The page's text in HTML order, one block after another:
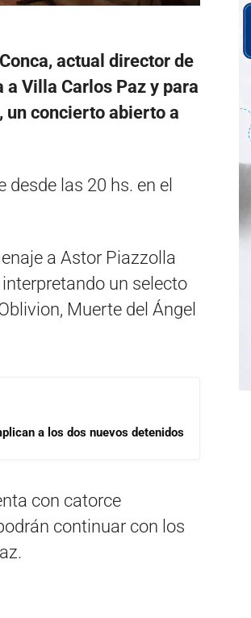
actual director de
a Villa Carlos Paz y para
un concierto abierto a
las 20 hs. en el
a Astor Piazzolla
un selecto
Muerte del Ángel
a los dos nuevos detenidos
con catorce
continuar con los